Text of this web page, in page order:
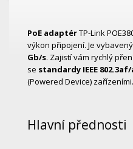
PoE adaptérTP-Link
výkon připojení. Je vybavený
Gb/s. Zajistí vám rychlý
se standardy IEEE
(Powered Device) zařízeními.
Hlavní přednosti